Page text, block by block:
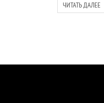
ЧИТАТЬ ДАЛЕЕ